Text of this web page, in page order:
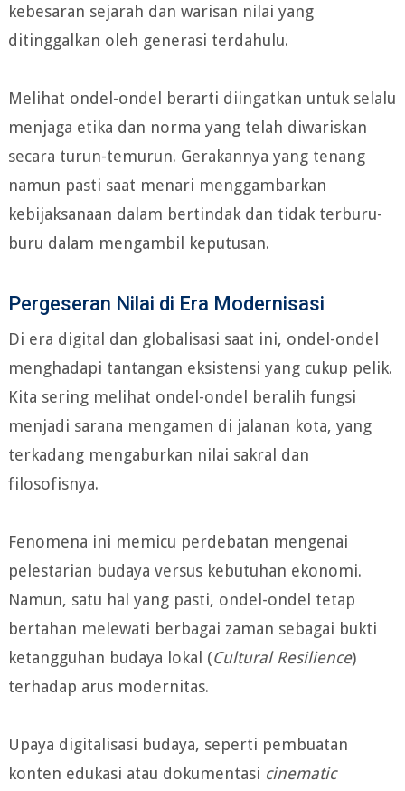
kebesaran sejarah dan warisan nilai yang
ditinggalkan oleh generasi terdahulu.
Melihat ondel-ondel berarti diingatkan untuk selalu
menjaga etika dan norma yang telah diwariskan
secara turun-temurun. Gerakannya yang tenang
namun pasti saat menari menggambarkan
kebijaksanaan dalam bertindak dan tidak terburu-
buru dalam mengambil keputusan.
Pergeseran Nilai di Era Modernisasi
Di era digital dan globalisasi saat ini, ondel-ondel
menghadapi tantangan eksistensi yang cukup pelik.
Kita sering melihat ondel-ondel beralih fungsi
menjadi sarana mengamen di jalanan kota, yang
terkadang mengaburkan nilai sakral dan
filosofisnya.
Fenomena ini memicu perdebatan mengenai
pelestarian budaya versus kebutuhan ekonomi.
Namun, satu hal yang pasti, ondel-ondel tetap
bertahan melewati berbagai zaman sebagai bukti
ketangguhan budaya lokal (Cultural Resilience)
terhadap arus modernitas.
Upaya digitalisasi budaya, seperti pembuatan
konten edukasi atau dokumentasi cinematic